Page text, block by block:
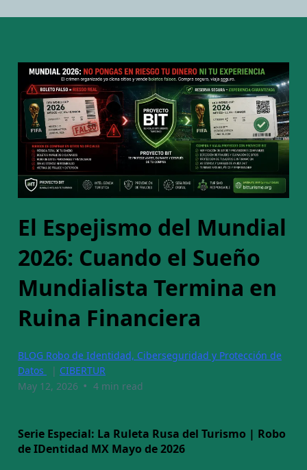
El Espejismo del Mundial
2026: Cuando el Sueño
Mundialista Termina en
Ruina Financiera
BLOG Robo de Identidad, Ciberseguridad y Protección de
Datos
| CIBERTUR
May 12, 2026 • 4 min read
Serie Especial: La Ruleta Rusa del Turismo | Robo
de IDentidad MX Mayo de 2026